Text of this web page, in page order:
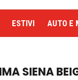
ESTIVI AUTO E
SIENA